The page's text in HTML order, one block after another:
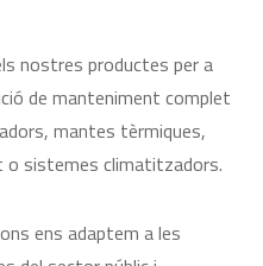
nostres productes per a
de manteniment complet
mantes tèrmiques,
sistemes climatitzadors.
ens adaptem a les